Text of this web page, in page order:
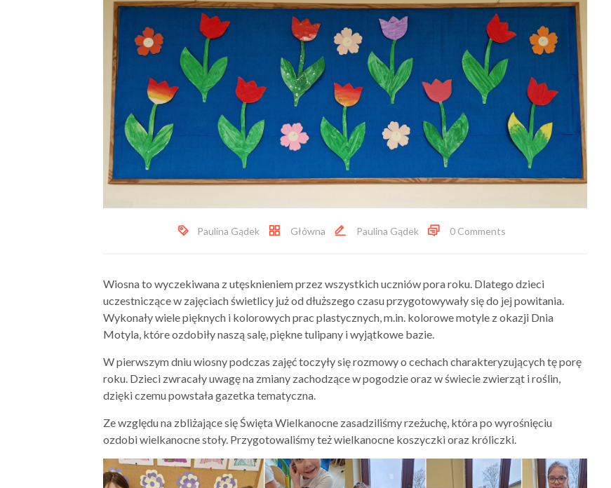
Paulina Gądek Główna Paulina Gądek 0 Comments
Wiosna to wyczekiwana z utęsknieniem przez wszystkich uczniów pora roku. Dlatego dzieci
uczestniczące w zajęciach świetlicy już od dłuższego czasu przygotowywały się do jej powitania.
Wykonały wiele pięknych i kolorowych prac plastycznych, m.in. kolorowe motyle z okazji Dnia
Motyla, które ozdobiły naszą salę, piękne tulipany i wyjątkowe bazie.
W pierwszym dniu wiosny podczas zajęć toczyły się rozmowy o cechach charakteryzujących tę porę
roku. Dzieci zwracały uwagę na zmiany zachodzące w pogodzie oraz w świecie zwierząt i roślin,
dzięki czemu powstała gazetka tematyczna.
Ze względu na zbliżające się Święta Wielkanocne zasadziliśmy rzeżuchę, która po wyrośnięciu
ozdobi wielkanocne stoły. Przygotowaliśmy też wielkanocne koszyczki oraz króliczki.